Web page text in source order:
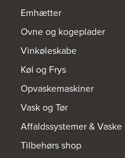
Emhætter
Ovne og kogeplader
Vinkøleskabe
Køl og Frys
Opvaskemaskiner
Vask og Tør
Affaldssystemer & Vaske
Tilbehørs shop